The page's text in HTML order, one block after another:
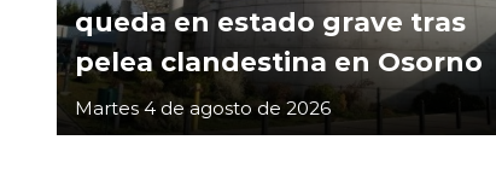
queda en estado grave tras
pelea clandestina en Osorno
Martes 4 de agosto de 2026